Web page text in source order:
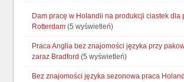
Dam pracę w Holandii na produkcji ciastek dla
Rotterdam (5 wyświetleń)
Praca Anglia bez znajomości języka przy
zaraz Bradford (5 wyświetleń)
Bez znajomości języka sezonowa praca